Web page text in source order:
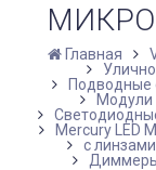
Главная
Подводные
Модули
Mercury LED
с